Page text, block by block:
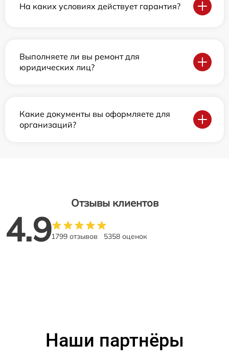
На каких условиях действует гарантия?
Выполняете ли вы ремонт для
юридических лиц?
Какие документы вы оформляете для
организаций?
Отзывы клиентов
4.91799 отзывов 5358 оценок
Наши партнёры